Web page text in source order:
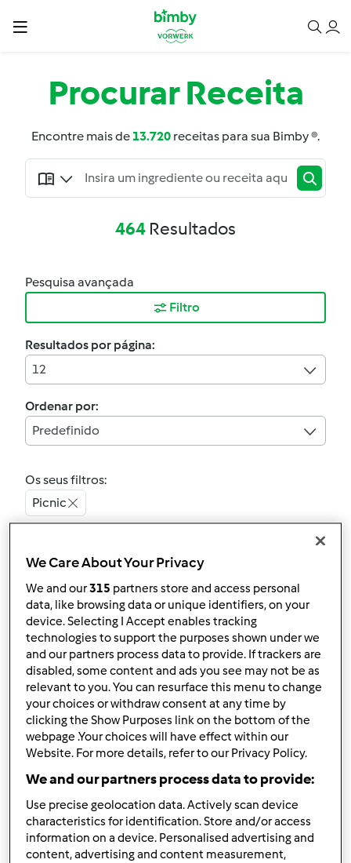
ProcurarReceita
Encontre mais de13.720 receitas para sua Bimby ®.
464 Resultados
Pesquisa avançada
Filtro
Resultados por página:
12
Ordenar por:
Predefinido
Os seus filtros:
Picnic
4.6(5)
Biscoitos de limao :)
porGast
12 6 Fácil 25 11min
5.0(5)
Bolo das Mães
Brasileiras
porthagcaldeira
8 5 Fácil 0 45min
We Care About Your Privacy
We and our315 partners store and access personal
data, like browsing data or unique identifiers, on your
device. Selecting I Accept enables tracking
technologies to support the purposes shown under we
and our partners process data to provide. If trackers are
disabled, some content and ads you see may not be as
relevant to you. You can resurface this menu to change
your choices or withdraw consent at any time by
clicking the Show Purposes link on the bottom of the
webpage .Your choices will have effect within our
Website. For more details, refer to our Privacy Policy.
We and our partners process data to provide:
Use precise geolocation data. Actively scan device
characteristics for identification. Store and/or access
information on a device. Personalised advertising and
content, advertising and content measurement,